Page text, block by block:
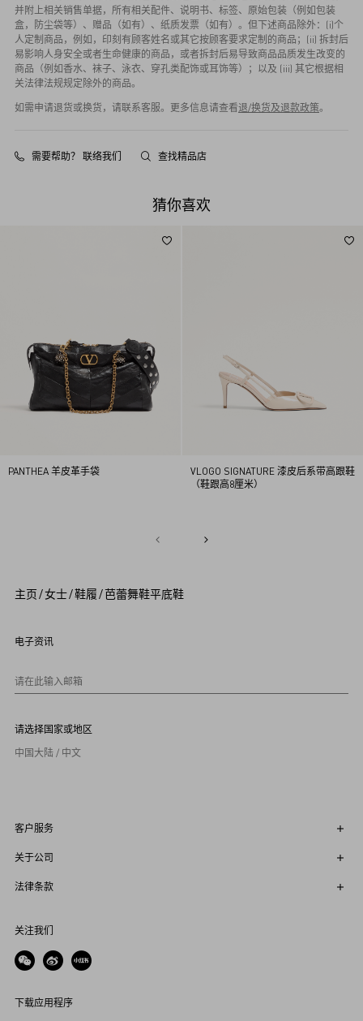
并附上相关销售单据，所有相关配件、说明书、标签、原始包装（例如包装
盒，防尘袋等）、赠品（如有）、纸质发票（如有）。但下述商品除外：(i)个
人定制商品，例如，印刻有顾客姓名或其它按顾客要求定制的商品；(ii) 拆封后
易影响人身安全或者生命健康的商品，或者拆封后易导致商品品质发生改变的
商品（例如香水、袜子、泳衣、穿孔类配饰或耳饰等）；以及 (iii) 其它根据相
关法律法规规定除外的商品。
如需申请退货或换货，请联系客服。更多信息请查看退/换货及退款政策。
需要帮助？ 联络我们 查找精品店
猜你喜欢
PANTHEA 羊皮革手袋
39
VLOGO SIGNATURE 漆皮后系带高跟鞋
（鞋跟高8厘米）
5
6
主页/女士/鞋履/芭蕾舞鞋平底鞋
电子资讯
请在此输入邮箱
请选择国家或地区
中国大陆 / 中文
客户服务
关于公司
法律条款
关注我们
下载应用程序